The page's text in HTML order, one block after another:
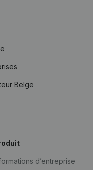
Belge
d’entreprise